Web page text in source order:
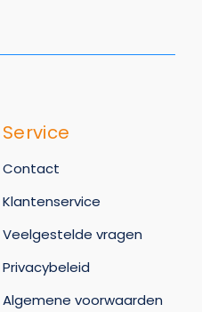
Service
Contact
Klantenservice
Veelgestelde vragen
Privacybeleid
Algemene voorwaarden